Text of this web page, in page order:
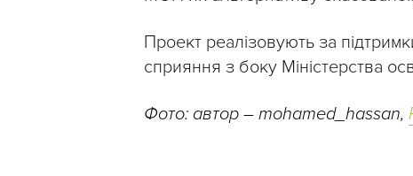
Проект реалізовують за
сприяння з боку Міністерства
Фото: автор – mohamed_hassan,